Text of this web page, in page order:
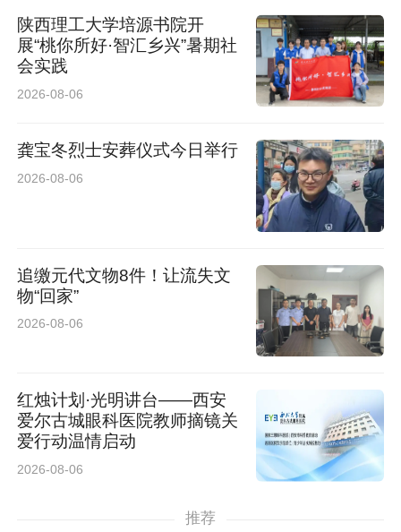
陕西理工大学培源书院开
展“桃你所好·智汇乡兴”暑期社
会实践
2026-08-06
龚宝冬烈士安葬仪式今日举行
2026-08-06
追缴元代文物8件！让流失文
物“回家”
2026-08-06
红烛计划·光明讲台——西安
爱尔古城眼科医院教师摘镜关
爱行动温情启动
2026-08-06
推荐